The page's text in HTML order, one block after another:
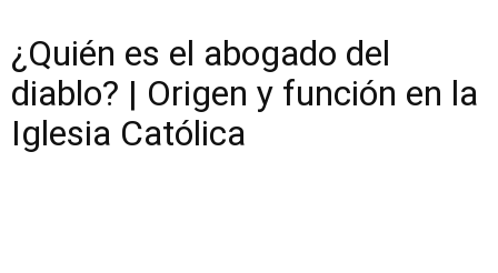
¿Quién es el abogado del
diablo? | Origen y función en la
Iglesia Católica